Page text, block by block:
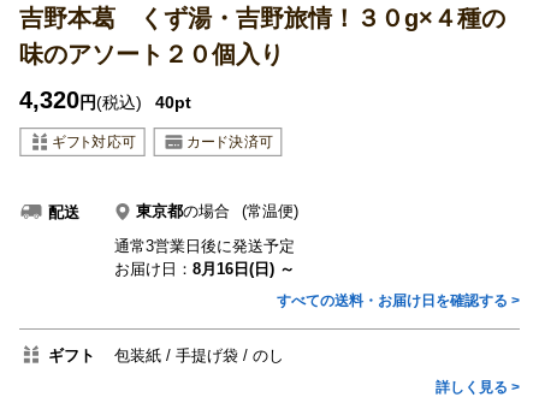
吉野本葛 くず湯・吉野旅情！３０g×４種の
味のアソート２０個入り
4,320円(税込) 40pt
配送 東京都の場合
(常温便)
通常3営業日後に発送予定
お届け日： 8月16日(日) ～
すべての送料・お届け日を確認する >
ギフト 包装紙 手提げ袋 のし
詳しく見る >